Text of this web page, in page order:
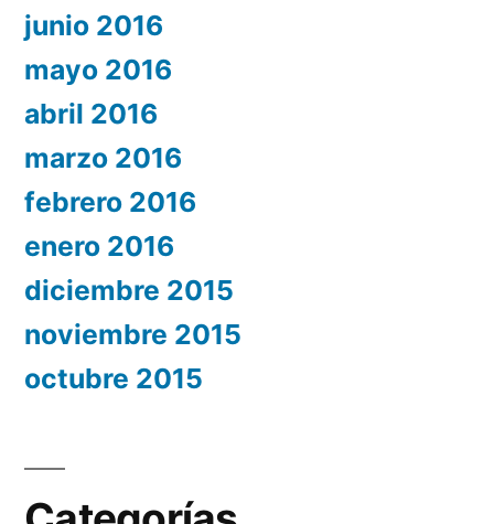
junio 2016
mayo 2016
abril 2016
marzo 2016
febrero 2016
enero 2016
diciembre 2015
noviembre 2015
octubre 2015